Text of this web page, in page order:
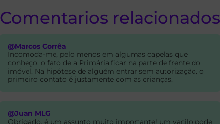
Comentarios relacionados
@Marcos Corrêa
Incomoda-me, pelo menos em algumas capelas que
conheço, o fato de a Primária ficar na parte de frente do
imóvel. Na hipótese de alguém entrar sem autorização, o
primeiro contato é justamente com as crianças.
@Juan MLG
Obrigado, é um assunto muito importante! um vacilo pode